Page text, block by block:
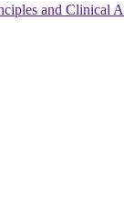
and Clinical